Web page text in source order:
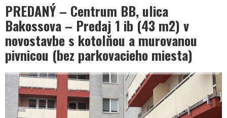
PREDANÝ – Centrum BB, ulica
Bakossova – Predaj 1 ib (43 m2) v
novostavbe s kotolňou a murovanou
pivnicou (bez parkovacieho miesta)